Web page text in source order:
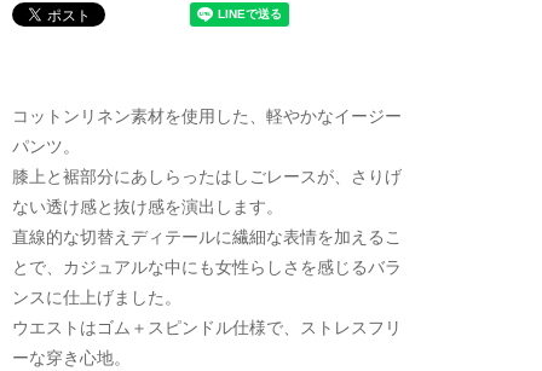
コットンリネン素材を使用した、軽やかなイージー
パンツ。
膝上と裾部分にあしらったはしごレースが、さりげ
ない透け感と抜け感を演出します。
直線的な切替えディテールに繊細な表情を加えるこ
とで、カジュアルな中にも女性らしさを感じるバラ
ンスに仕上げました。
ウエストはゴム＋スピンドル仕様で、ストレスフリ
ーな穿き心地。